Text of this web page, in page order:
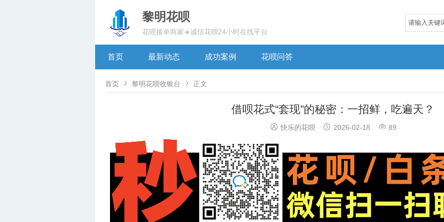
黎明花呗
花呗接单商家☀️诚信花呗24小时在线平台
首页 最新动态 成功案例 花呗问答
首页  黎明花呗收银台  正文
借呗花式“套现”的秘密：一招鲜，吃遍天？
 快乐的花呗  2026-02-18  89